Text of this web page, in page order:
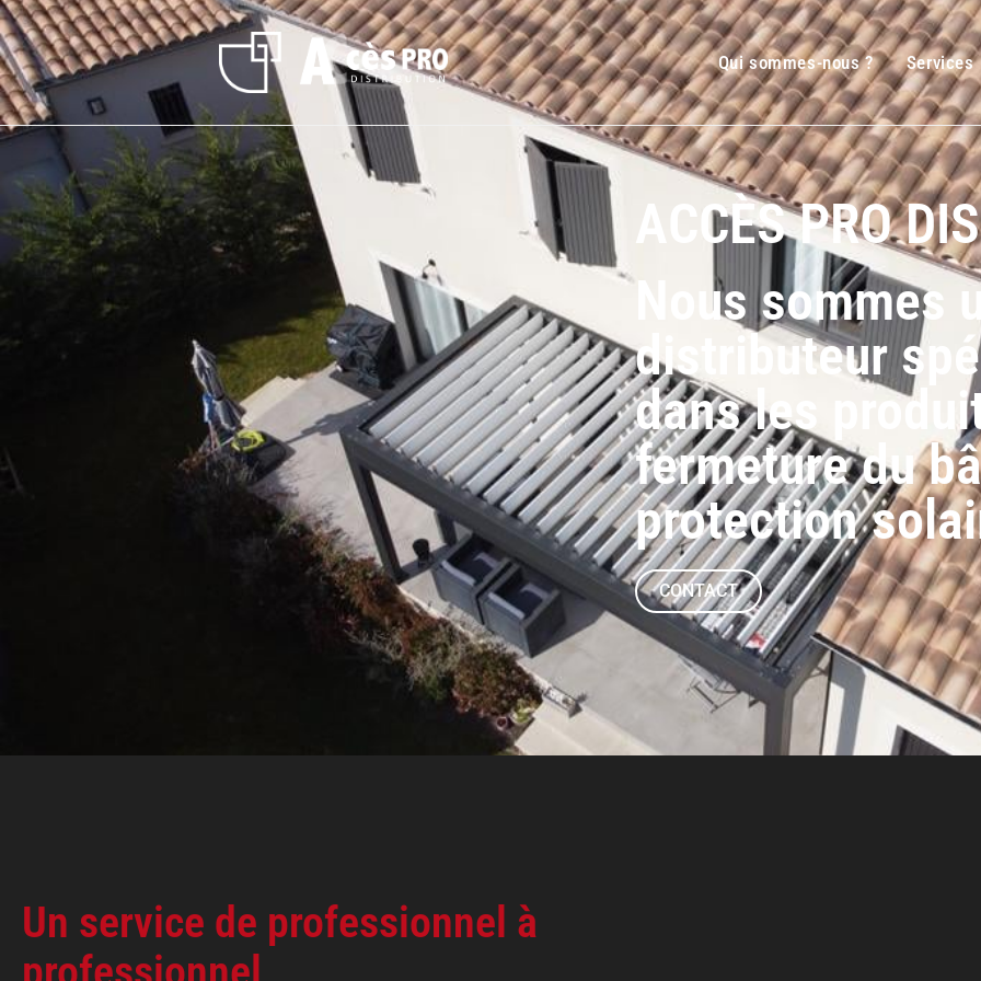
Qui sommes-nous ? Services
ACCÈS PRO
Nous sommes
distributeur
dans les
fermeture du
protection
CONTACT
Un service de professionnel à